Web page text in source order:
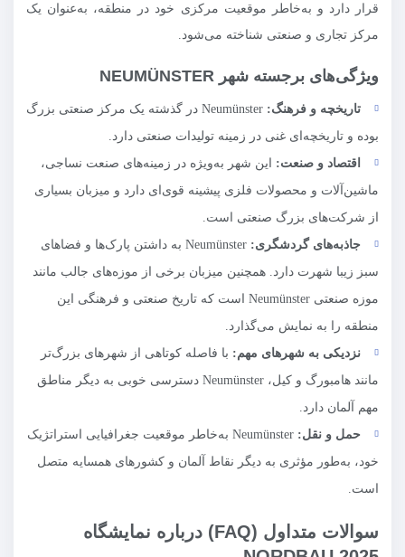
قرار دارد و به‌خاطر موقعیت مرکزی خود در منطقه، به‌عنوان یک
مرکز تجاری و صنعتی شناخته می‌شود.
ویژگی‌های برجسته شهر NEUMÜNSTER
تاریخچه و فرهنگ:
Neumünster در گذشته یک مرکز صنعتی بزرگ
بوده و تاریخچه‌ای غنی در زمینه تولیدات صنعتی دارد.
اقتصاد و صنعت: این شهر به‌ویژه در زمینه‌های صنعت نساجی،
ماشین‌آلات و محصولات فلزی پیشینه قوی‌ای دارد و میزبان بسیاری
از شرکت‌های بزرگ صنعتی است.
جاذبه‌های گردشگری:
Neumünster به داشتن پارک‌ها و فضاهای
سبز زیبا شهرت دارد. همچنین میزبان برخی از موزه‌های جالب مانند
موزه صنعتی Neumünster است که تاریخ صنعتی و فرهنگی این
منطقه را به نمایش می‌گذارد.
نزدیکی به شهرهای مهم: با فاصله کوتاهی از شهرهای بزرگ‌تر
مانند هامبورگ و کیل، Neumünster دسترسی خوبی به دیگر مناطق
مهم آلمان دارد.
حمل و نقل:
Neumünster به‌خاطر موقعیت جغرافیایی استراتژیک
خود، به‌طور مؤثری به دیگر نقاط آلمان و کشورهای همسایه متصل
است.
سوالات متداول (FAQ) درباره نمایشگاه